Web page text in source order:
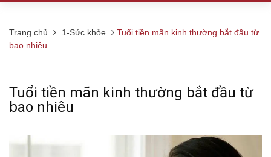
Trang chủ 1-Sức khỏe
Tuổi tiền mãn kinh thường bắt đầu từ
bao nhiêu
Tuổi tiền mãn kinh thường bắt đầu từ
bao nhiêu